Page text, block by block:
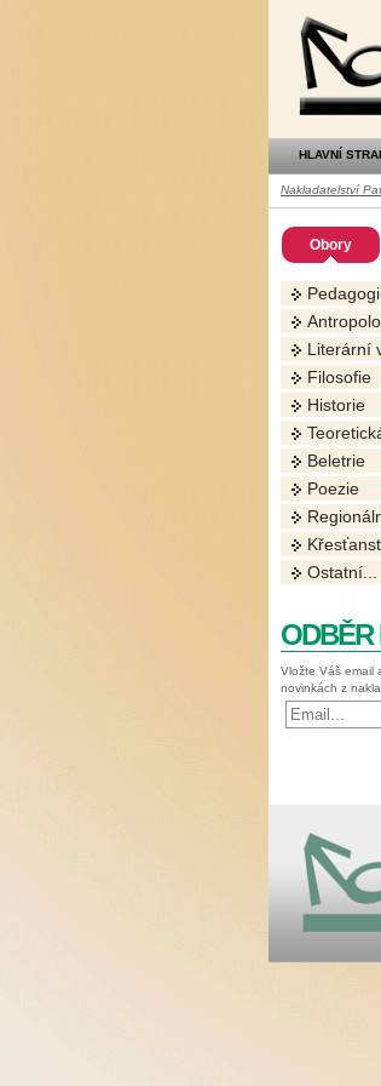
Pavel
Mervart
HLAVNÍ
Nakladatelství
Obory
Literární
Filosofie
Historie
Beletrie
Poezie
Ostatní...
ODBĚR
Vložte Váš email
novinkách z